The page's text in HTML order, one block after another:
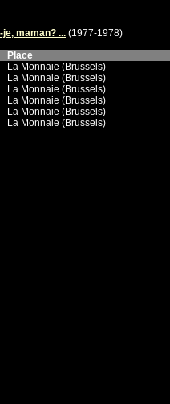
maman? ... (1977-1978)
Place
La Monnaie (Brussels)
La Monnaie (Brussels)
La Monnaie (Brussels)
La Monnaie (Brussels)
La Monnaie (Brussels)
La Monnaie (Brussels)